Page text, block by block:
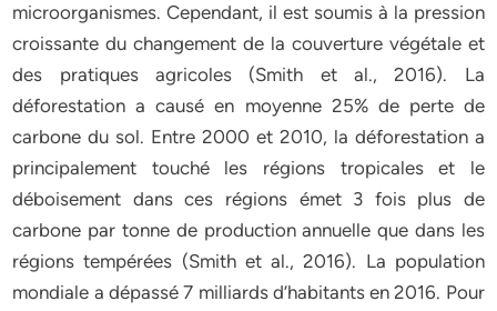
microorganismes. Cependant, il est soumis à la pression
croissante du changement de la couverture végétale et
des pratiques agricoles (Smith et al., 2016). La
déforestation a causé en moyenne 25% de perte de
carbone du sol. Entre 2000 et 2010, la déforestation a
principalement touché les régions tropicales et le
déboisement dans ces régions émet 3 fois plus de
carbone par tonne de production annuelle que dans les
régions tempérées (Smith et al., 2016). La population
mondiale a dépassé 7 milliards d’habitants en 2016. Pour